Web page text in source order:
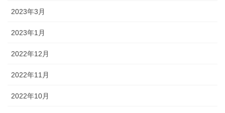
2023年3月
2023年1月
2022年12月
2022年11月
2022年10月